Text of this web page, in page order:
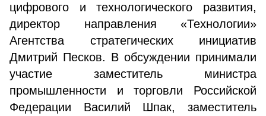
цифрового и технологического развития,
директор направления «Технологии»
Агентства стратегических инициатив
Дмитрий Песков. В обсуждении принимали
участие заместитель министра
промышленности и торговли Российской
Федерации Василий Шпак, заместитель